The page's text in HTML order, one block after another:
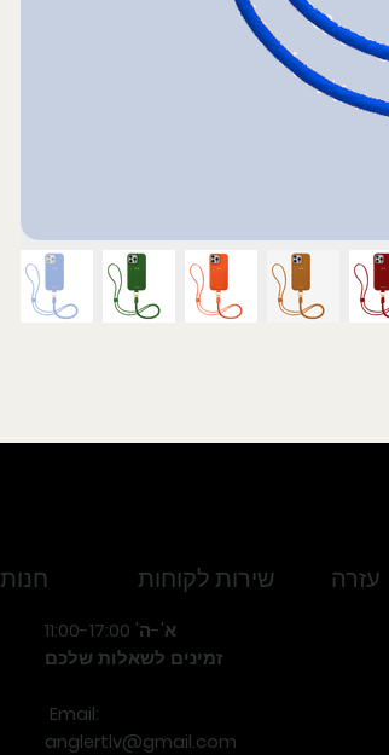
חנות שירות לקוחות
א'-ה' 11:00-17:00
זמינים לשאלות שלכם
Email:
anglertlv@gmail.com
עזרה